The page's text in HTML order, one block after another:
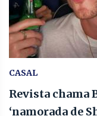
CASAL
Revista chama
‘namorada de